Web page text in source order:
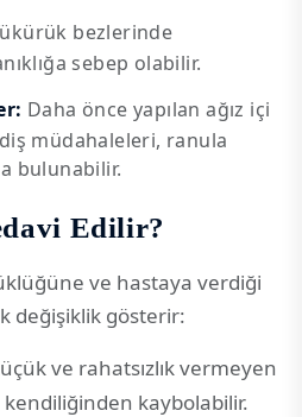
bezlerinde
sebep olabilir.
Daha önce yapılan ağız içi
müdahaleleri, ranula
bulunabilir.
Edilir?
ve hastaya verdiği
değişiklik gösterir:
ve rahatsızlık vermeyen
kaybolabilir.